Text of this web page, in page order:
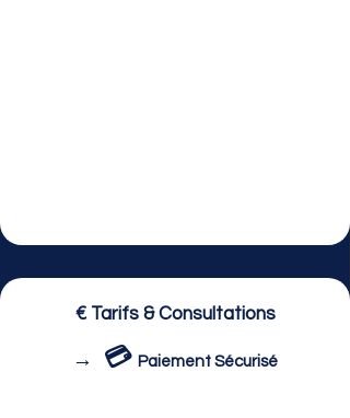
€ Tarifs & Consultations
→ 💳 Paiement Sécurisé